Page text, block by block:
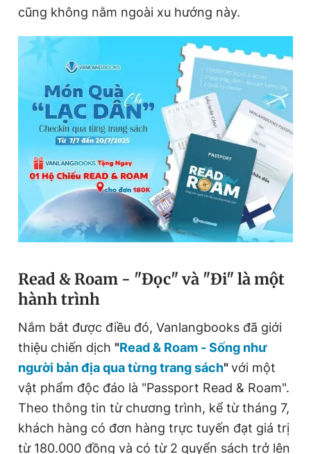
0906 645 777
Liên hệ quảng cáo
0908 780 404
Đặt báo Quảng cáo RSS Tòa soạn Chính sách bảo
Tổng biên tập: Nguyễn Ngọc Toàn
Phó tổng biên tập thường trực: Hải Thành
Phó tổng biên tập: Lâm Hiếu Dũng
Phó tổng biên tập: Trần Việt Hưng
Tổng thư ký tòa soạn: Đức Trung
Giấy phép xuất bản số 110/GP - BTTTT cấp ngày 24.3.2020
© 2003-2026 Bản quyền thuộc về Báo Thanh Niên. Cấm sao
chép dưới mọi hình thức nếu không có sự chấp thuận bằng văn
cũng không nằm ngoài xu hướng này.
Read & Roam - "Đọc" và "Đi" là một
hành trình
Nắm bắt được điều đó, Vanlangbooks đã giới
thiệu chiến dịch "Read & Roam - Sống như
người bản địa qua từng trang sách"với một
vật phẩm độc đáo là "Passport Read & Roam".
Theo thông tin từ chương trình, kể từ tháng 7,
khách hàng có đơn hàng trực tuyến đạt giá trị
từ 180.000 đồng và có từ 2 quyển sách trở lên